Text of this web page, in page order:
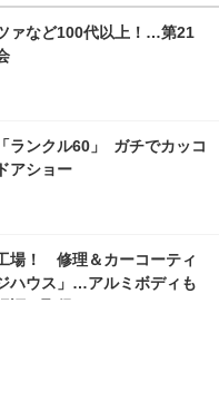
ァなど100代以上！…第21
ランクル60」 ガチでカッコ
アショー
場！ 修理＆カーコーティ
ハウス」…アルミボディも